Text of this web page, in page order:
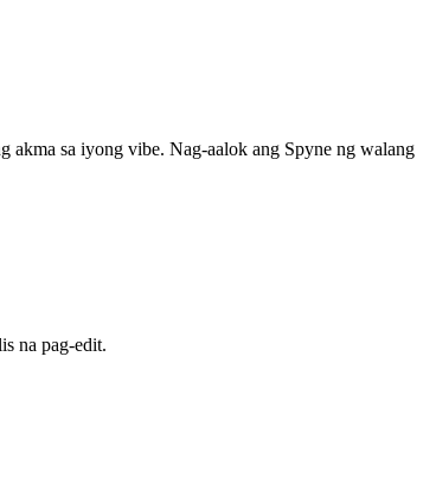
akma sa iyong vibe. Nag-aalok ang Spyne ng walang
na pag-edit.